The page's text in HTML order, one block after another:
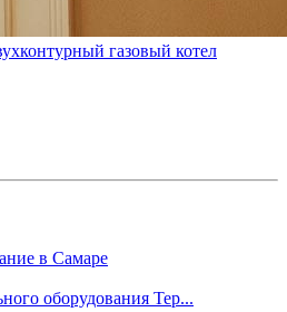
газовый котел
в Самаре
оборудования Тер...